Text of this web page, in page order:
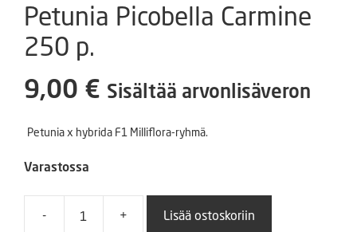
Petunia Picobella Carmine
250 p.
9,00 € Sisältää arvonlisäveron
Petunia x hybrida F1 Milliflora-ryhmä.
Varastossa
-
Petunia
+ Lisää ostoskoriin